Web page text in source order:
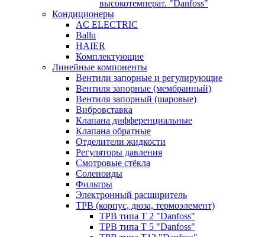
высокотемперат. "Danfoss"
Кондиционеры
AC ELECTRIC
Ballu
HAIER
Комплектующие
Линейные компоненты
Вентили запорные и регулирующие
Вентиля запорные (мембранный)
Вентиля запорный (шаровые)
Вибровставка
Клапана дифференциальные
Клапана обратные
Отделители жидкости
Регуляторы давления
Смотровые стёкла
Соленоиды
Фильтры
Электронный расширитель
ТРВ (корпус, дюза, термоэлемент)
ТРВ типа Т 2 "Danfoss"
ТРВ типа Т 5 "Danfoss"